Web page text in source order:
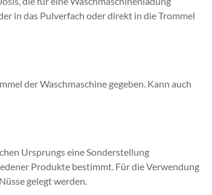
in das Pulverfach oder direkt in die Trommel
der Waschmaschine gegeben. Kann auch
Ursprungs eine Sonderstellung
Produkte bestimmt. Für die Verwendung
gelegt werden.